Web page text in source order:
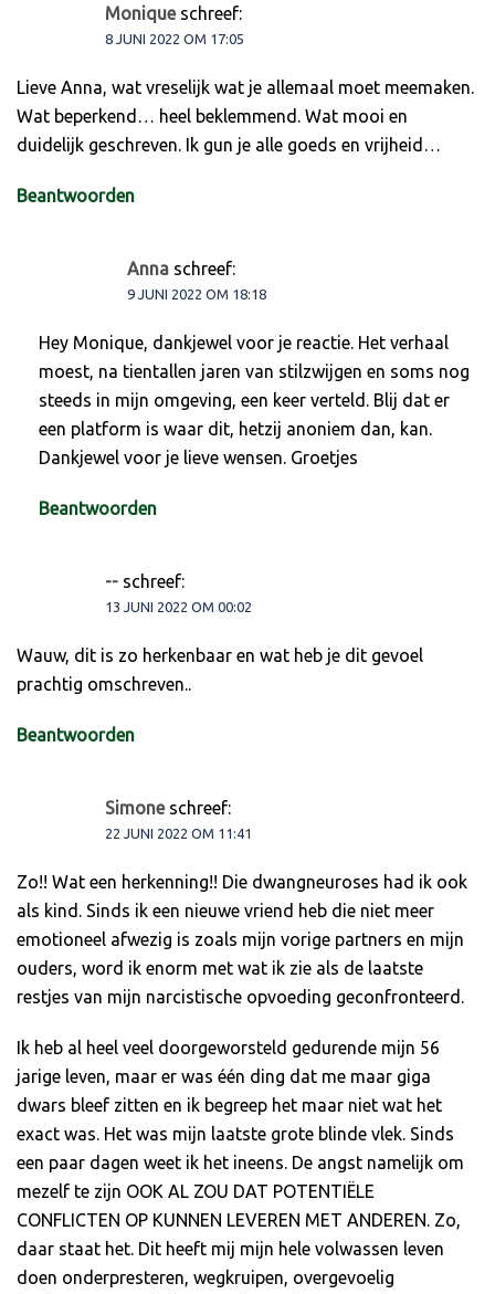
Monique schreef:
8 JUNI 2022 OM 17:05
Lieve Anna, wat vreselijk wat je allemaal moet meemaken.
Wat beperkend… heel beklemmend. Wat mooi en
duidelijk geschreven. Ik gun je alle goeds en vrijheid…
Beantwoorden
Anna schreef:
9 JUNI 2022 OM 18:18
Hey Monique, dankjewel voor je reactie. Het verhaal
moest, na tientallen jaren van stilzwijgen en soms nog
steeds in mijn omgeving, een keer verteld. Blij dat er
een platform is waar dit, hetzij anoniem dan, kan.
Dankjewel voor je lieve wensen. Groetjes
Beantwoorden
-- schreef:
13 JUNI 2022 OM 00:02
Wauw, dit is zo herkenbaar en wat heb je dit gevoel
prachtig omschreven..
Beantwoorden
Simone schreef:
22 JUNI 2022 OM 11:41
Zo!! Wat een herkenning!! Die dwangneuroses had ik ook
als kind. Sinds ik een nieuwe vriend heb die niet meer
emotioneel afwezig is zoals mijn vorige partners en mijn
ouders, word ik enorm met wat ik zie als de laatste
restjes van mijn narcistische opvoeding geconfronteerd.
Ik heb al heel veel doorgeworsteld gedurende mijn 56
jarige leven, maar er was één ding dat me maar giga
dwars bleef zitten en ik begreep het maar niet wat het
exact was. Het was mijn laatste grote blinde vlek. Sinds
een paar dagen weet ik het ineens. De angst namelijk om
mezelf te zijn OOK AL ZOU DAT POTENTIËLE
CONFLICTEN OP KUNNEN LEVEREN MET ANDEREN. Zo,
daar staat het. Dit heeft mij mijn hele volwassen leven
doen onderpresteren, wegkruipen, overgevoelig